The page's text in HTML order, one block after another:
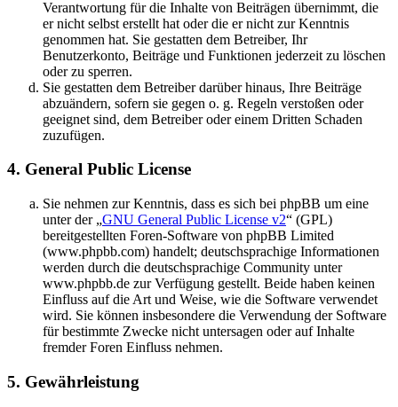
Verantwortung für die Inhalte von Beiträgen übernimmt, die
er nicht selbst erstellt hat oder die er nicht zur Kenntnis
genommen hat. Sie gestatten dem Betreiber, Ihr
Benutzerkonto, Beiträge und Funktionen jederzeit zu löschen
oder zu sperren.
Sie gestatten dem Betreiber darüber hinaus, Ihre Beiträge
abzuändern, sofern sie gegen o. g. Regeln verstoßen oder
geeignet sind, dem Betreiber oder einem Dritten Schaden
zuzufügen.
4. General Public License
Sie nehmen zur Kenntnis, dass es sich bei phpBB um eine
unter der „GNU General Public License v2“ (GPL)
bereitgestellten Foren-Software von phpBB Limited
(www.phpbb.com) handelt; deutschsprachige Informationen
werden durch die deutschsprachige Community unter
www.phpbb.de zur Verfügung gestellt. Beide haben keinen
Einfluss auf die Art und Weise, wie die Software verwendet
wird. Sie können insbesondere die Verwendung der Software
für bestimmte Zwecke nicht untersagen oder auf Inhalte
fremder Foren Einfluss nehmen.
5. Gewährleistung